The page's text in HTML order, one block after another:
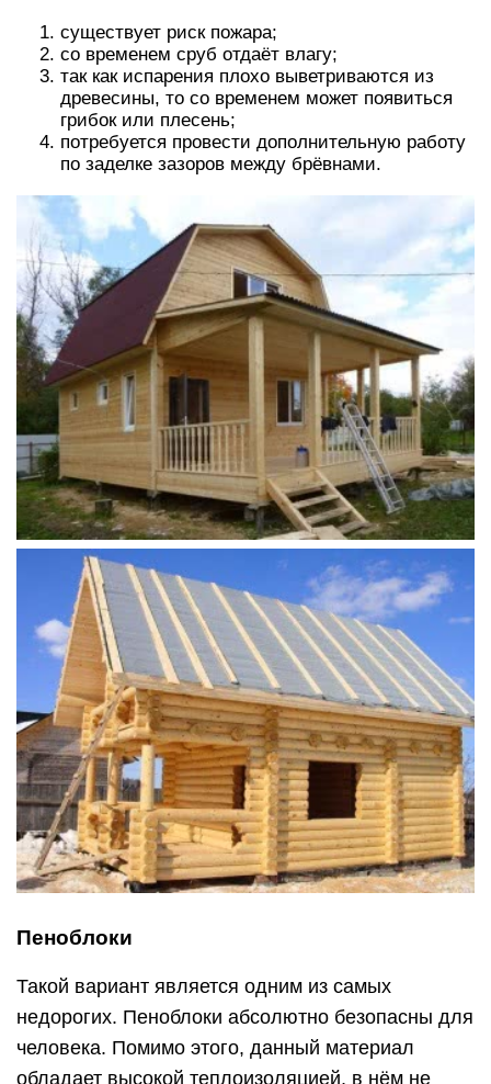
существует риск пожара;
со временем сруб отдаёт влагу;
так как испарения плохо выветриваются из
древесины, то со временем может появиться
грибок или плесень;
потребуется провести дополнительную работу
по заделке зазоров между брёвнами.
Пеноблоки
Такой вариант является одним из самых
недорогих. Пеноблоки абсолютно безопасны для
человека. Помимо этого, данный материал
обладает высокой теплоизоляцией, в нём не